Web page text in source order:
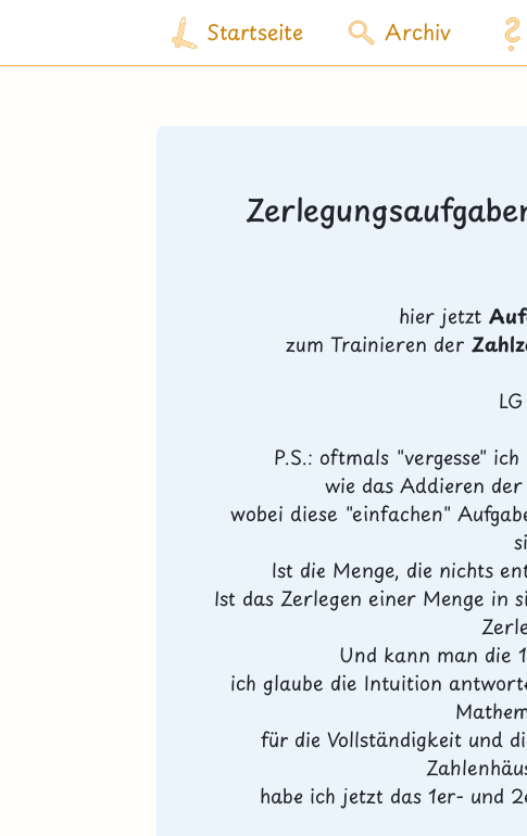
Startseite Archiv
hier jetzt
zum Trainieren der
P.S.: oftmals "vergesse"
wie das Addieren
wobei diese "einfachen"
Ist die Menge, die nichts
Ist das Zerlegen einer Menge in
Und kann man die
ich glaube die Intuition
für die Vollständigkeit und
habe ich jetzt das 1er- und